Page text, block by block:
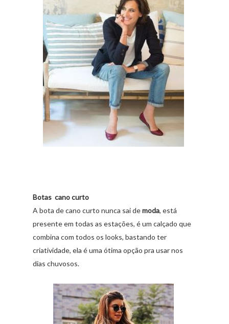
Botas cano curto
A bota de cano curto nunca sai demoda, está
presente em todas as estações, é um calçado que
combina com todos os looks, bastando ter
criatividade, ela é uma ótima opção pra usar nos
dias chuvosos.